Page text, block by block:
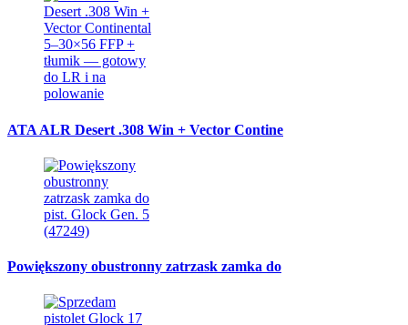
ATA ALR Desert .308 Win + Vector Contine
Powiększony obustronny zatrzask zamka do